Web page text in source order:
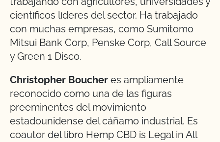
científicos líderes del sector. Ha trabajado
con muchas empresas, como Sumitomo
Mitsui Bank Corp, Penske Corp, Call Source
y Green 1 Disco.
Christopher Boucher es ampliamente
reconocido como una de las figuras
preeminentes del movimiento
estadounidense del cáñamo industrial. Es
coautor del libro Hemp CBD is Legal in All